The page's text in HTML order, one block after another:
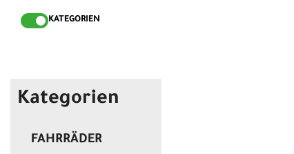
KATEGORIEN
Kategorien
FAHRRÄDER